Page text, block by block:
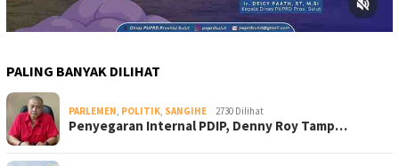
PALING BANYAK DILIHAT
PARLEMEN, POLITIK, SANGIHE 2730 Dilihat
Penyegaran Internal PDIP, Denny Roy Tamp…